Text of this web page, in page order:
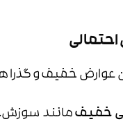
عوارض خفیف و
خفیفمانند